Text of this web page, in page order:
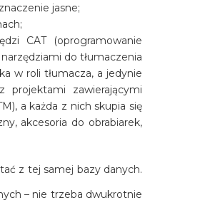
jasne;
CAT (oprogramowanie
do tłumaczenia
w roli tłumacza, a jedynie
projektami zawierającymi
a każda z nich skupia się
akcesoria do obrabiarek,
z tej samej bazy danych.
– nie trzeba dwukrotnie